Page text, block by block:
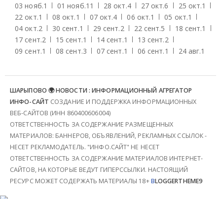
03 нояб.1 01 нояб.11 28 окт.4 27 окт.6 25 окт.1
22 окт.1 08 окт.1 07 окт.4 06 окт.1 05 окт.1
04 окт.2 30 сент.1 29 сент.2 22 сент.5 18 сент.1
17 сент.2 15 сент.1 14 сент.1 13 сент.2
09 сент.1 08 сент.3 07 сент.1 06 сент.1 24 авг.1
ШАРЫПОВО 🌍 НОВОСТИ : ИНФОРМАЦИОННЫЙ АГРЕГАТОР
ИНФО-САЙТ СОЗДАНИЕ И ПОДДЕРЖКА ИНФОРМАЦИОННЫХ
ВЕБ-САЙТОВ (ИНН 860400606004)
ОТВЕТСТВЕННОСТЬ ЗА СОДЕРЖАНИЕ РАЗМЕЩЕННЫХ
МАТЕРИАЛОВ: БАННЕРОВ, ОБЪЯВЛЕНИЙ, РЕКЛАМНЫХ ССЫЛОК -
НЕСЕТ РЕКЛАМОДАТЕЛЬ. "ИНФО.САЙТ" НЕ НЕСЕТ
ОТВЕТСТВЕННОСТЬ ЗА СОДЕРЖАНИЕ МАТЕРИАЛОВ ИНТЕРНЕТ-
САЙТОВ, НА КОТОРЫЕ ВЕДУТ ГИПЕРССЫЛКИ. НАСТОЯЩИЙ
РЕСУРС МОЖЕТ СОДЕРЖАТЬ МАТЕРИАЛЫ 18+BLOGGERTHEME9